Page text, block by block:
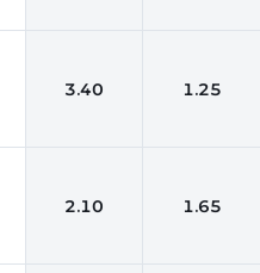
3.40 1.25
2.10 1.65